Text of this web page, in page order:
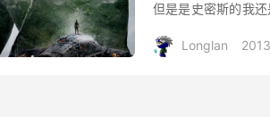
但是是史密斯的我
实没有上一次...
Longlan